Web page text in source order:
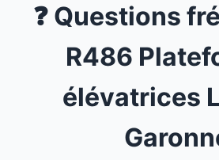
❓ Questions
R486
élévatrices